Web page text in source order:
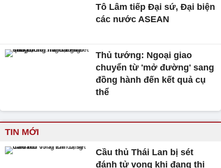
Tô Lâm tiếp Đại sứ, Đại biện
các nước ASEAN
Thủ tướng: Ngoại giao
chuyển từ 'mở đường' sang
đồng hành đến kết quả cụ
thể
TIN MỚI
Cầu thủ Thái Lan bị sét
đánh tử vong khi đang thi